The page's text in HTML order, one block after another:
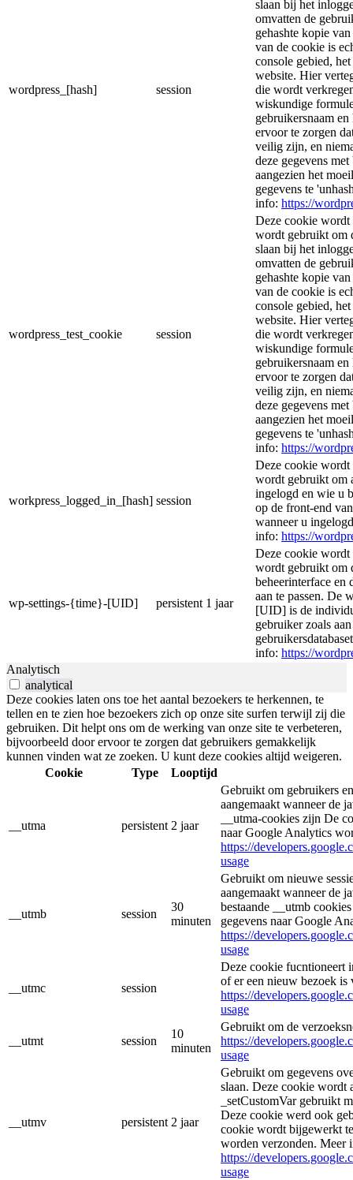
wordpress_[hash] session
slaan bij het
omvatten de
gehashte kopie
van de cookie is
console gebied,
website. Hier
die wordt
wiskundige
gebruikersnaam
ervoor te zorgen
veilig zijn, en
deze gegevens
aangezien het
gegevens te
info: https://
wordpress_test_cookie session
Deze cookie wordt
wordt gebruikt om
slaan bij het
omvatten de
gehashte kopie
van de cookie is
console gebied,
website. Hier
die wordt
wiskundige
gebruikersnaam
ervoor te zorgen
veilig zijn, en
deze gegevens
aangezien het
gegevens te
info: https://
workpress_logged_in_[hash] session
Deze cookie wordt
wordt gebruikt om
ingelogd en wie u
op de front-end
wanneer u
info: https://
wp-settings-{time}-[UID] persistent 1 jaar
Deze cookie wordt
wordt gebruikt om
beheerinterface en
aan te passen. De
[UID] is de
gebruiker zoals
info: https://
Analytisch
analytical
Deze cookies laten ons toe het aantal bezoekers te herkennen, te
tellen en te zien hoe bezoekers zich op onze site surfen terwijl zij die
gebruiken. Dit helpt ons om de werking van onze site te verbeteren,
bijvoorbeeld door ervoor te zorgen dat gebruikers gemakkelijk
kunnen vinden wat ze zoeken. U kunt deze cookies altijd weigeren.
Cookie
Type Looptijd
__utma persistent 2 jaar
Gebruikt om gebruikers
aangemaakt wanneer de
__utma-cookies zijn De
naar Google Analytics
https://
usage
__utmb session
30
minuten
Gebruikt om nieuwe
aangemaakt wanneer de
bestaande __utmb
gegevens naar Google
https://
usage
__utmc session
Deze cookie fucntioneert
of er een nieuw bezoek is
https://
usage
__utmt session
10
minuten
Gebruikt om de
https://
usage
__utmv persistent 2 jaar
Gebruikt om gegevens
slaan. Deze cookie wordt
_setCustomVar gebruikt
Deze cookie werd ook
cookie wordt bijgewerkt
worden verzonden. Meer
https://
usage